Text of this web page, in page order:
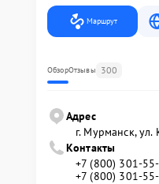
Маршрут
ОбзорОтзывы 300
Адрес
г. Мурманск,
Контакты
+7 (800) 301-
+7 (800) 301-